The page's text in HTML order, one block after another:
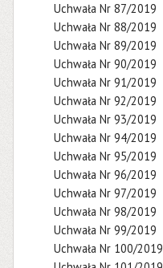
Uchwała Nr 87/2019
Uchwała Nr 88/2019
Uchwała Nr 89/2019
Uchwała Nr 90/2019
Uchwała Nr 91/2019
Uchwała Nr 92/2019
Uchwała Nr 93/2019
Uchwała Nr 94/2019
Uchwała Nr 95/2019
Uchwała Nr 96/2019
Uchwała Nr 97/2019
Uchwała Nr 98/2019
Uchwała Nr 99/2019
Uchwała Nr 100/2019